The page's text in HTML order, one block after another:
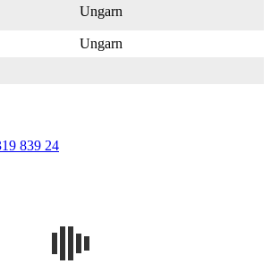
Ungarn
Ungarn
839 24